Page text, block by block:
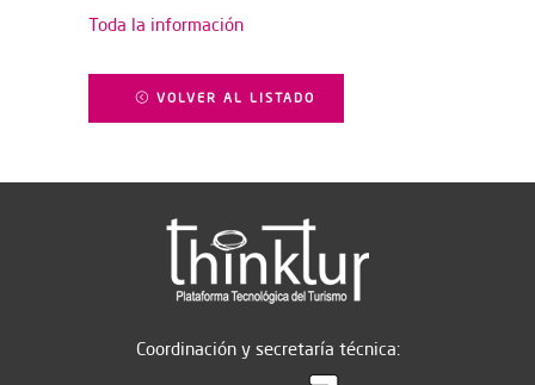
Toda la información
VOLVER AL LISTADO
Coordinación y secretaría técnica: